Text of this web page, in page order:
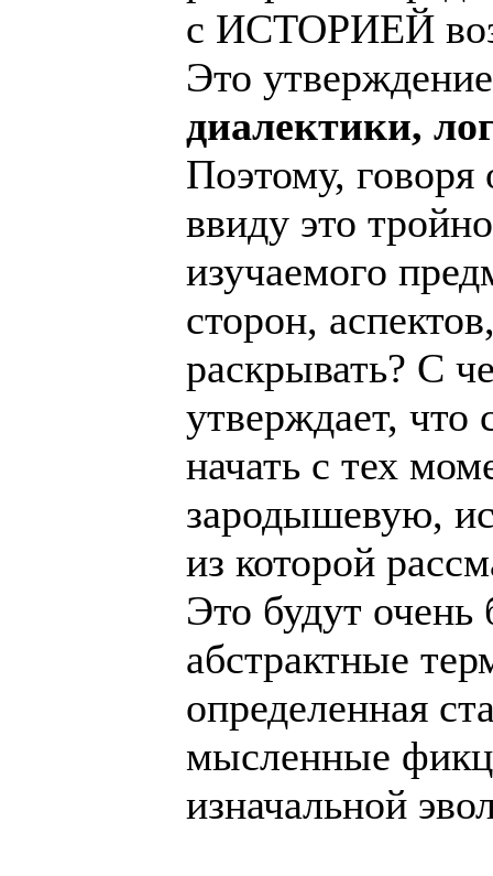
с ИСТОРИЕЙ
Это
диалектики,
Поэтому, говоря
ввиду это
изучаемого
сторон,
раскрывать? С
утверждает,
начать с тех
зародышевую,
из которой
Это будут
абстрактные
определенная
мысленные
изначальной